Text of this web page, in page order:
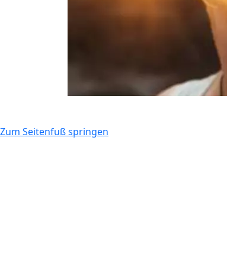
Zum Seitenfuß springen